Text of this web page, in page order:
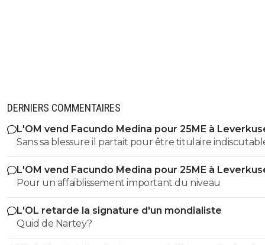
DERNIERS COMMENTAIRES
L'OM vend Facundo Medina pour 25ME à
Sans sa blessure il partait pour être titulaire
L'OM vend Facundo Medina pour 25ME à
Pour un affaiblissement important du niveau
L'OL retarde la signature d'un mondialiste
Quid de Nartey?